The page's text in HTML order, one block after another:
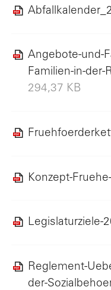
Angebote-und-
Familien-in-der-
294,37 KB
Konzept-
Legislaturziele-
Reglement-
der-